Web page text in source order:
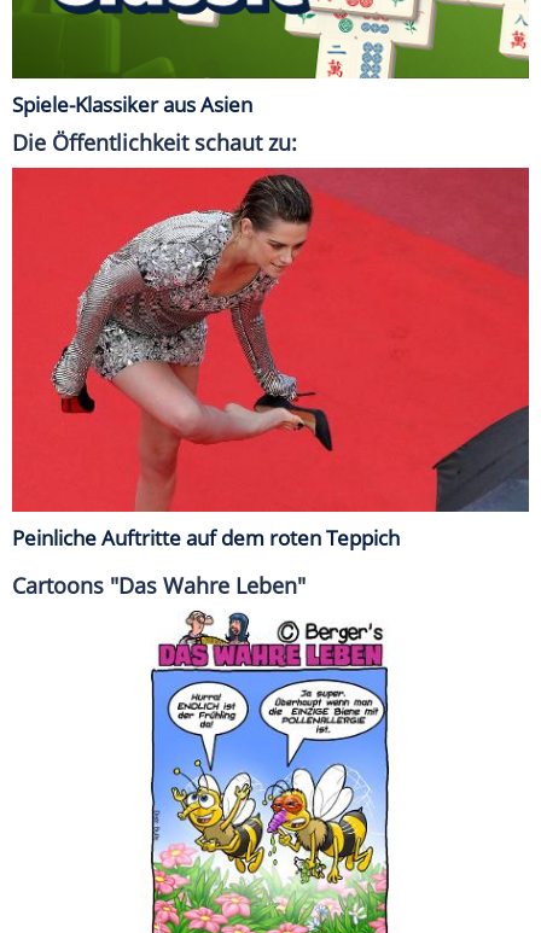
Spiele-Klassiker aus Asien
Die Öffentlichkeit schaut zu:
Peinliche Auftritte auf dem roten Teppich
Cartoons "Das Wahre Leben"